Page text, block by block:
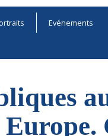
Evénements